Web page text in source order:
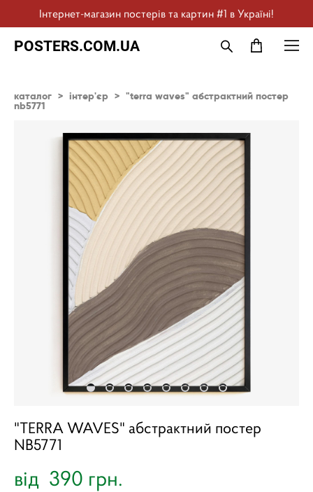
Інтернет-магазин постерів та картин #1 в Україні!
POSTERS.COM.UA
каталог > інтер'єр > "terra waves" абстрактний постер
nb5771
"TERRA WAVES" абстрактний постер
NB5771
від 390 грн.